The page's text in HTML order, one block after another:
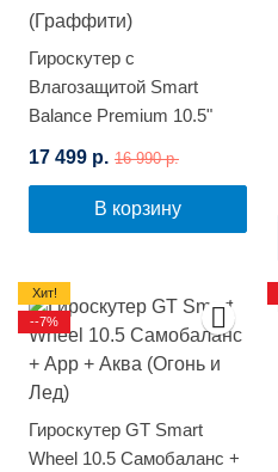
Гироскутер с
Влагозащитой Smart
Balance Premium 10.5"
17 499 р. 16 990 р.
В корзину
Гироскутер GT Smart
Wheel 10.5 Самобаланс +
Хит!
--7%